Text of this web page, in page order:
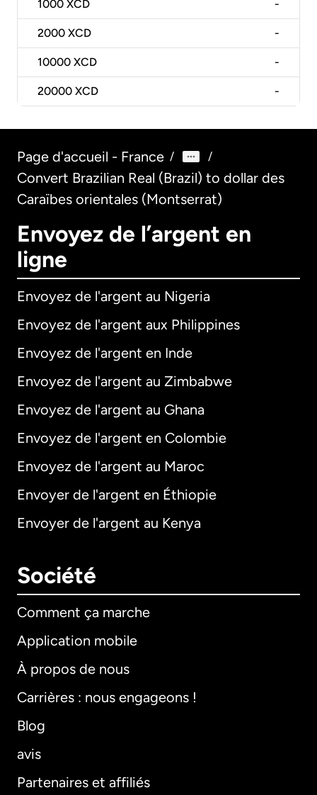
1000 XCD -
2000 XCD -
10000 XCD -
20000 XCD -
Page d'accueil - France / /
Convert Brazilian Real (Brazil) to dollar des
Caraïbes orientales (Montserrat)
Envoyez de l’argent en
ligne
Envoyez de l'argent au Nigeria
Envoyez de l'argent aux Philippines
Envoyez de l'argent en Inde
Envoyez de l'argent au Zimbabwe
Envoyez de l'argent au Ghana
Envoyez de l'argent en Colombie
Envoyez de l'argent au Maroc
Envoyer de l'argent en Éthiopie
Envoyer de l'argent au Kenya
Société
Comment ça marche
Application mobile
À propos de nous
Carrières : nous engageons !
Blog
avis
Partenaires et affiliés